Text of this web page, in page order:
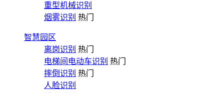
重型机械识别
烟雾识别 热门
智慧园区
离岗识别 热门
电梯间电动车识别 热门
摔倒识别 热门
人脸识别